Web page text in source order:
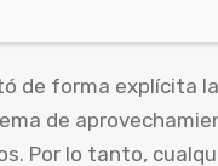
de forma explícita
de
Por lo tanto,